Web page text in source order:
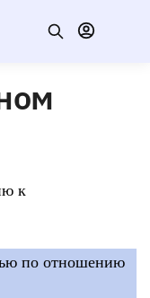
к
по отношению